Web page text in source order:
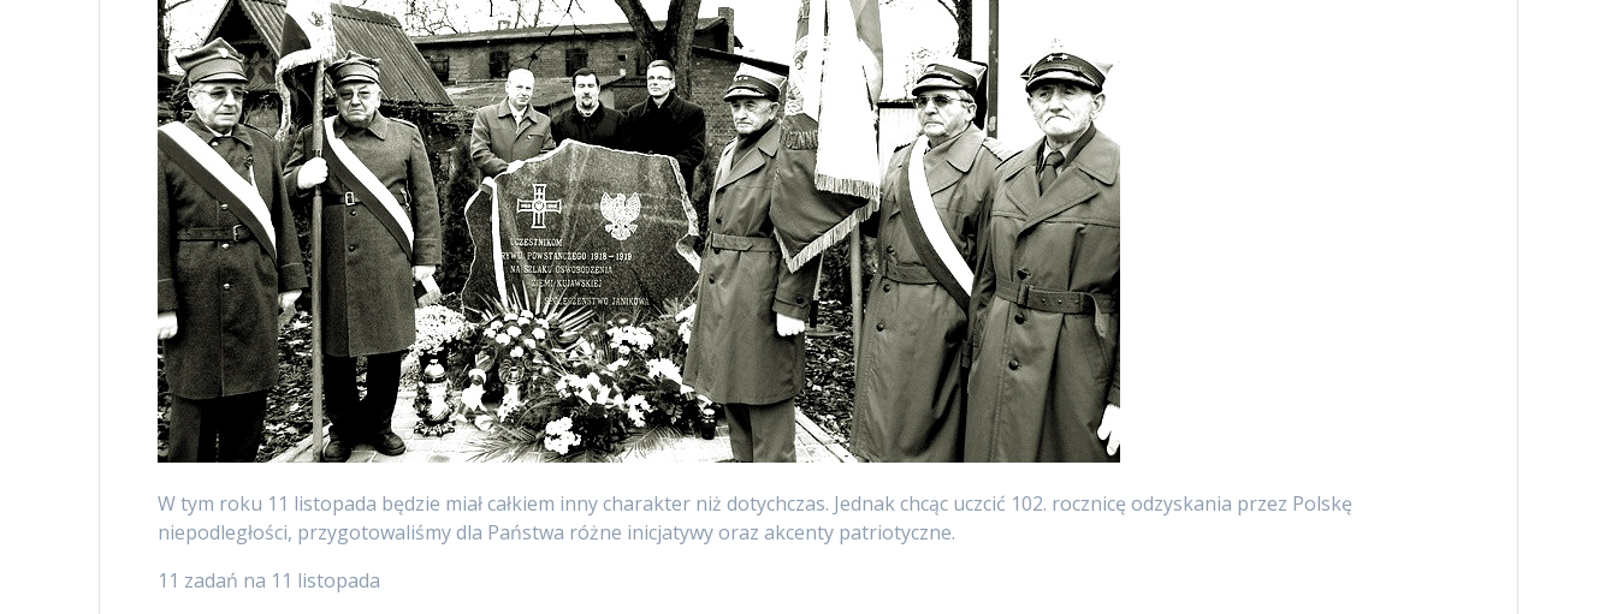
W tym roku 11 listopada będzie miał całkiem inny charakter niż dotychczas. Jednak chcąc uczcić 102. rocznicę odzyskania przez Polskę
niepodległości, przygotowaliśmy dla Państwa różne inicjatywy oraz akcenty patriotyczne.
11 zadań na 11 listopada